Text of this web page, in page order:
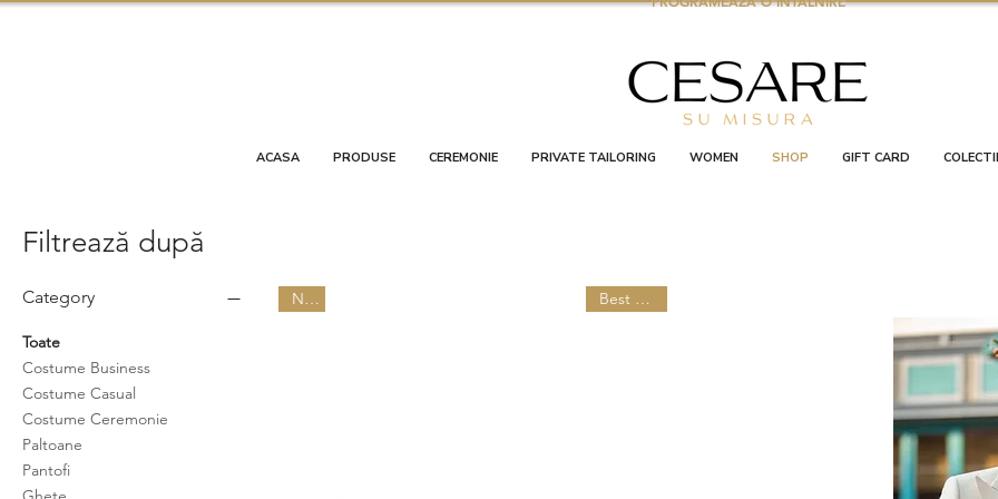
ACASA PRODUSE CEREMONIE PRIVATE TAILORING WOMEN SHOP GIFT CARD COLECTII
Filtrează după
Category
Toate
Costume Business
Costume Casual
Costume Ceremonie
Paltoane
Pantofi
New Best Seller